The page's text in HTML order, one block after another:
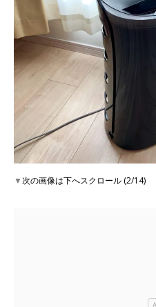
▼次の画像は下へスクロール (2/14)